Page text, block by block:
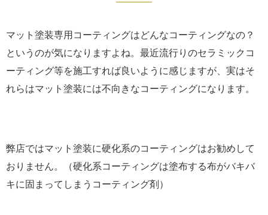
マット塗装専用コーティングはどんなコーティングなの？
というのが気になりますよね。最近流行りのセラミックコ
ーティング等を施工すれば良いように感じますが、実はそ
れらはマット塗装には不向きなコーティングになります。
弊店ではマット塗装に硬化系のコーティングはお勧めして
おりません。（硬化系コーティングは塗布する布がバキバ
キに固まってしまうコーティング剤）